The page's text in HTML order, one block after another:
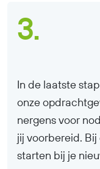
3.
In de laatste
onze
nergens voor
jij voorbereid.
starten bij je